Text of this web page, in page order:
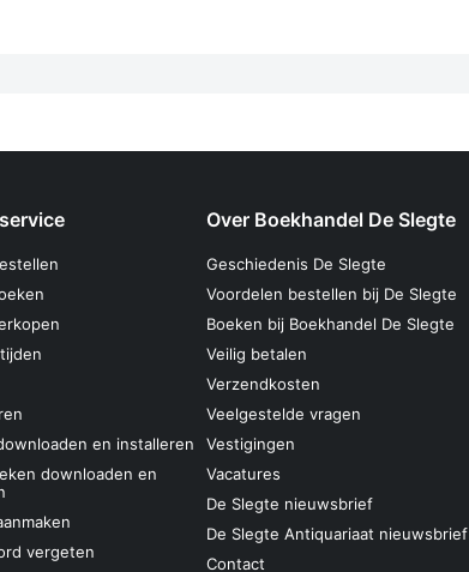
en installeren
downloaden en
vergeten
Over Boekhandel De Slegte
Geschiedenis De Slegte
Voordelen bestellen bij De Slegte
Boeken bij Boekhandel De Slegte
Veilig betalen
Verzendkosten
Veelgestelde vragen
Vestigingen
Vacatures
De Slegte nieuwsbrief
De Slegte Antiquariaat nieuwsbrief
Contact